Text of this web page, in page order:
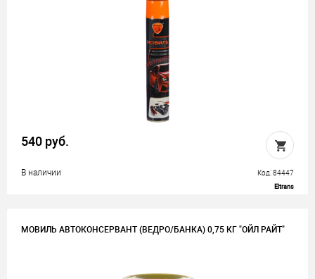
540 руб.
В наличии Код: 84447
Eltrans
МОВИЛЬ АВТОКОНСЕРВАНТ (ВЕДРО/БАНКА) 0,75 КГ "ОЙЛ РАЙТ"